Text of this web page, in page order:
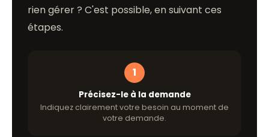
rien gérer ? C'est possible, en suivant ces
étapes.
1
Précisez-le à la demande
Indiquez clairement votre besoin au moment de
votre demande.